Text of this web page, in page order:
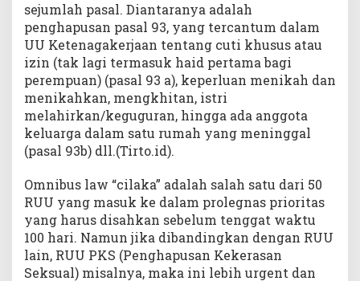
sejumlah pasal. Diantaranya adalah
penghapusan pasal 93, yang tercantum dalam
UU Ketenagakerjaan tentang cuti khusus atau
izin (tak lagi termasuk haid pertama bagi
perempuan) (pasal 93 a), keperluan menikah dan
menikahkan, mengkhitan, istri
melahirkan/keguguran, hingga ada anggota
keluarga dalam satu rumah yang meninggal
(pasal 93b) dll.(Tirto.id).
Omnibus law “cilaka” adalah salah satu dari 50
RUU yang masuk ke dalam prolegnas prioritas
yang harus disahkan sebelum tenggat waktu
100 hari. Namun jika dibandingkan dengan RUU
lain, RUU PKS (Penghapusan Kekerasan
Seksual) misalnya, maka ini lebih urgent dan